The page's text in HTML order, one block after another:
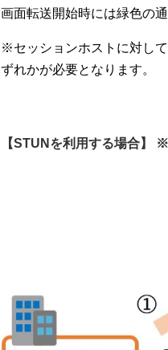
画面転送開始時には緑色の
※セッションホストに対し
ずれかが必要となります。
【STUNを利用する場合】